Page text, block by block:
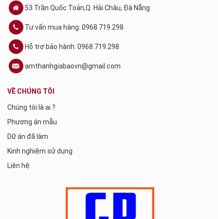
53 Trần Quốc Toản,Q. Hải Châu, Đà Nẵng
Tư vấn mua hàng: 0968.719.298
Hỗ trợ bảo hành: 0968.719.298
amthanhgiabaovn@gmail.com
VỀ CHÚNG TÔI
Chúng tôi là ai ?
Phương án mẫu
Dữ án đã làm
Kinh nghiệm sử dụng
Liên hệ